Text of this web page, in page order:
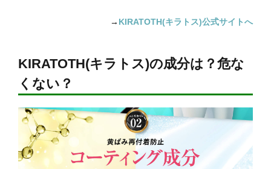
→ KIRATOTH(キラトス)公式サイトへ
KIRATOTH(キラトス)の成分は？危な
くない？